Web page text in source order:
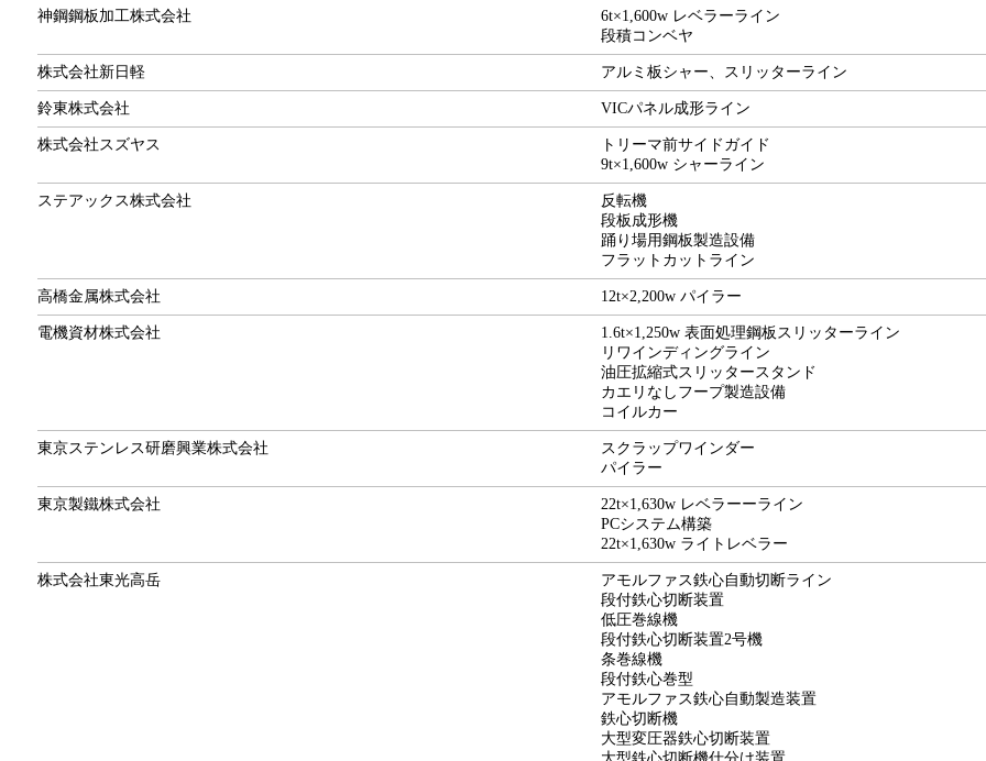
神鋼鋼板加工株式会社
6t×1,600w レベラーライン
段積コンベヤ
株式会社新日軽 アルミ板シャー、スリッターライン
鈴東株式会社 VICパネル成形ライン
株式会社スズヤス
トリーマ前サイドガイド
9t×1,600w シャーライン
ステアックス株式会社
反転機
段板成形機
踊り場用鋼板製造設備
フラットカットライン
高橋金属株式会社 12t×2,200w パイラー
電機資材株式会社
1.6t×1,250w 表面処理鋼板スリッターライン
リワインディングライン
油圧拡縮式スリッタースタンド
カエリなしフープ製造設備
コイルカー
東京ステンレス研磨興業株式会社
スクラップワインダー
パイラー
東京製鐵株式会社
22t×1,630w レベラーーライン
PCシステム構築
22t×1,630w ライトレベラー
株式会社東光高岳
アモルファス鉄心自動切断ライン
段付鉄心切断装置
低圧巻線機
段付鉄心切断装置2号機
条巻線機
段付鉄心巻型
アモルファス鉄心自動製造装置
鉄心切断機
大型変圧器鉄心切断装置